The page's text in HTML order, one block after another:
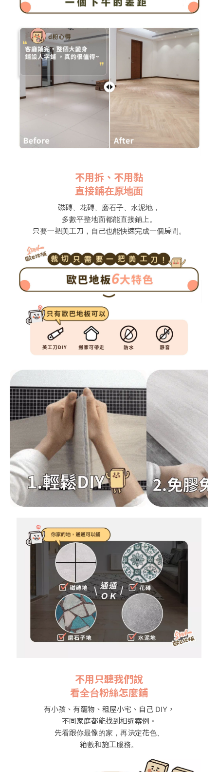
不用拆、不用黏
直接鋪在原地面
磁磚、花磚、磨石子、水泥地，
多數平整地面都能直接鋪上。
只要一把美工刀，自己也能快速完成一個房間。
不用只聽我們說
看全台粉絲怎麼鋪
有小孩、有寵物、租屋小宅、自己 DIY，
不同家庭都能找到相近案例。
先看跟你最像的家，再決定花色、
箱數和施工服務。